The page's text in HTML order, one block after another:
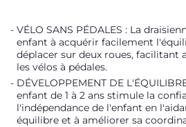
VÉLO SANS PÉDALES : La
enfant à acquérir facilement
déplacer sur deux roues, facilitant
les vélos à pédales.
DÉVELOPPEMENT DE
enfant de 1 à 2 ans stimule la
l'indépendance de l'enfant en
équilibre et à améliorer sa